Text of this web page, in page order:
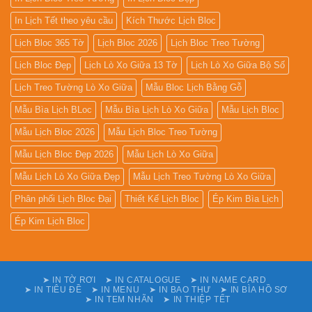
In Lịch Tết theo yêu cầu Kích Thước Lịch Bloc
Lịch Bloc 365 Tờ Lịch Bloc 2026 Lịch Bloc Treo Tường
Lịch Bloc Đẹp Lịch Lò Xo Giữa 13 Tờ Lịch Lò Xo Giữa Bộ Số
Lịch Treo Tường Lò Xo Giữa Mẫu Bloc Lịch Bằng Gỗ
Mẫu Bìa Lịch BLoc Mẫu Bìa Lịch Lò Xo Giữa Mẫu Lịch Bloc
Mẫu Lịch Bloc 2026 Mẫu Lịch Bloc Treo Tường
Mẫu Lịch Bloc Đẹp 2026 Mẫu Lịch Lò Xo Giữa
Mẫu Lịch Lò Xo Giữa Đẹp Mẫu Lịch Treo Tường Lò Xo Giữa
Phân phối Lịch Bloc Đại Thiết Kế Lịch Bloc Ép Kim Bìa Lịch
Ép Kim Lịch Bloc
➤ IN TỜ RƠI ➤ IN CATALOGUE
➤ IN NAME CARD
➤ IN TIÊU ĐỀ
➤ IN MENU ➤ IN BAO THƯ
➤ IN BÌA HỒ SƠ
➤ IN TEM NHÃN
➤ IN THIỆP TẾT